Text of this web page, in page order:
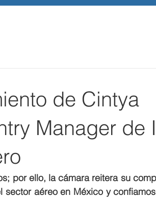
de Cintya
Manager de
por ello, la cámara reitera su
aéreo en México y